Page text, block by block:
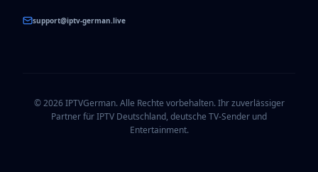
support@iptv-german.live
©2026IPTVGerman. Alle Rechte vorbehalten. Ihr zuverlässiger
Partner für IPTV Deutschland, deutsche TV-Sender und
Entertainment.